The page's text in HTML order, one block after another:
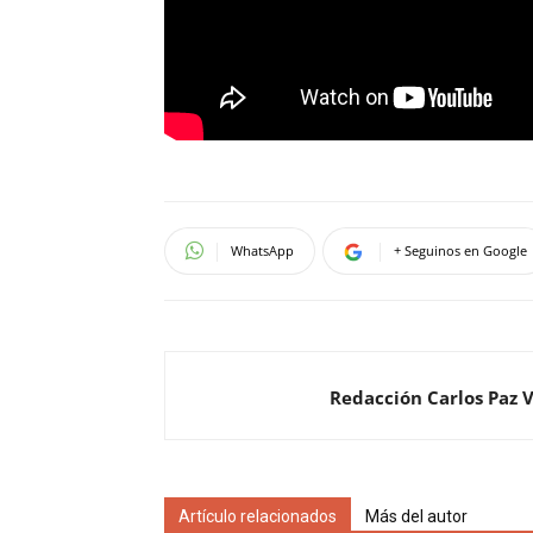
WhatsApp + Seguinos en Google
Redacción Carlos Paz
Artículo relacionados Más del autor